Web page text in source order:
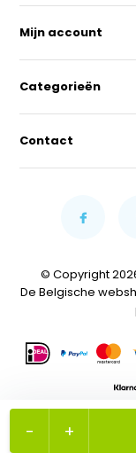
+
-
Mijn account
Categorieën
Contact
© Copyright
De Belgische